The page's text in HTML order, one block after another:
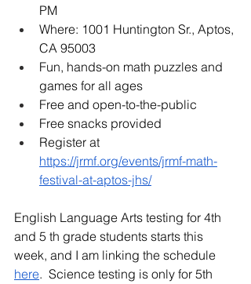
PM
Where: 1001 Huntington Sr., Aptos,
CA 95003
Fun, hands-on math puzzles and
games for all ages
Free and open-to-the-public
Free snacks provided
Register at
https://jrmf.org/events/jrmf-math-
festival-at-aptos-jhs/
English Language Arts testing for 4th
and 5 th grade students starts this
week, and I am linking the schedule
here.  Science testing is only for 5th